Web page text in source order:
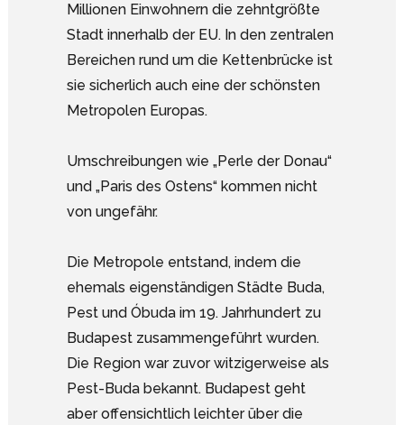
Millionen Einwohnern die zehntgrößte
Stadt innerhalb der EU. In den zentralen
Bereichen rund um die Kettenbrücke ist
sie sicherlich auch eine der schönsten
Metropolen Europas.
Umschreibungen wie „Perle der Donau“
und „Paris des Ostens“ kommen nicht
von ungefähr.
Die Metropole entstand, indem die
ehemals eigenständigen Städte Buda,
Pest und Óbuda im 19. Jahrhundert zu
Budapest zusammengeführt wurden.
Die Region war zuvor witzigerweise als
Pest-Buda bekannt. Budapest geht
aber offensichtlich leichter über die